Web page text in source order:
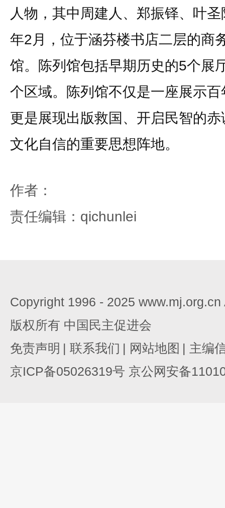
人物，其中周建人、郑振铎、叶
年2月，位于涵芬楼书店二层的商
馆。陈列馆包括早期历史的5个展
个区域。陈列馆不仅是一座展示
更是展现出版救国、开启民智的
文化自信的重要思想阵地。
作者：
责任编辑：qichunlei
Copyright 1996 - 2025
版权所有 中国民主促进会
免责声明 | 联系我们 | 网站地图 | 主编
京ICP备05026319号 京公网安备